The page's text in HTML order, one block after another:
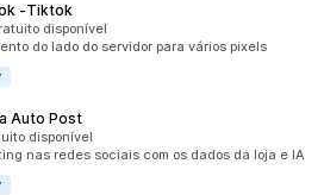
‑Tiktok
disponível
do lado do servidor para vários pixels
Auto Post
disponível
nas redes sociais com os dados da loja e IA